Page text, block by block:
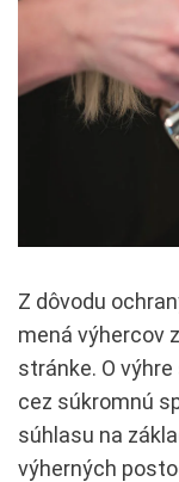
Z dôvodu
mená výhercov
stránke. O
cez súkromnú
súhlasu na
výherných